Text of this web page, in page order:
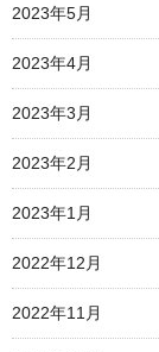
2023年5月
2023年4月
2023年3月
2023年2月
2023年1月
2022年12月
2022年11月